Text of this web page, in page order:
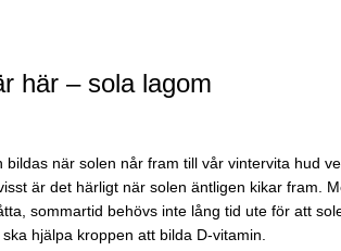
här – sola lagom
bildas när solen når fram till vår vintervita hud
är det härligt när solen äntligen kikar fram.
sommartid behövs inte lång tid ute för att
hjälpa kroppen att bilda D-vitamin.